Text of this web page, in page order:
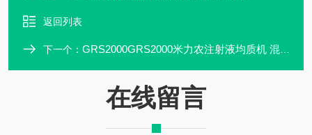
返回列表
下一个： GRS2000GRS2000米力农注射液均质机 混合设备
在线留言